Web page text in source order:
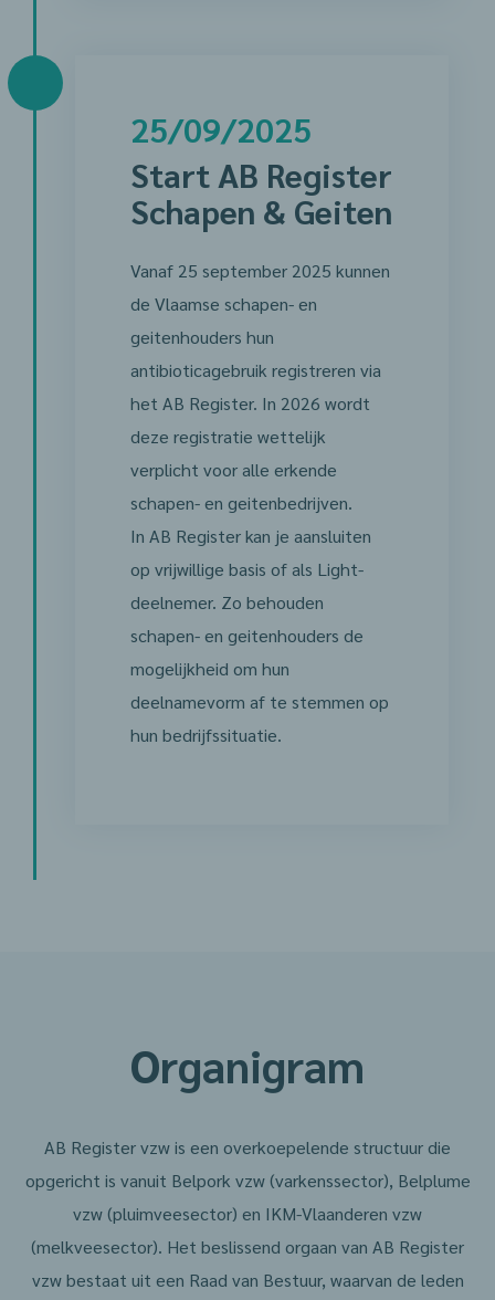
25/09/2025
Start AB Register
Schapen & Geiten
Vanaf 25 september 2025 kunnen
de Vlaamse schapen- en
geitenhouders hun
antibioticagebruik registreren via
het AB Register. In 2026 wordt
deze registratie wettelijk
verplicht voor alle erkende
schapen- en geitenbedrijven.
In AB Register kan je aansluiten
op vrijwillige basis of als Light-
deelnemer. Zo behouden
schapen- en geitenhouders de
mogelijkheid om hun
deelnamevorm af te stemmen op
hun bedrijfssituatie.
Organigram
AB Register vzw is een overkoepelende structuur die
opgericht is vanuit Belpork vzw (varkenssector), Belplume
vzw (pluimveesector) en IKM-Vlaanderen vzw
(melkveesector). Het beslissend orgaan van AB Register
vzw bestaat uit een Raad van Bestuur, waarvan de leden